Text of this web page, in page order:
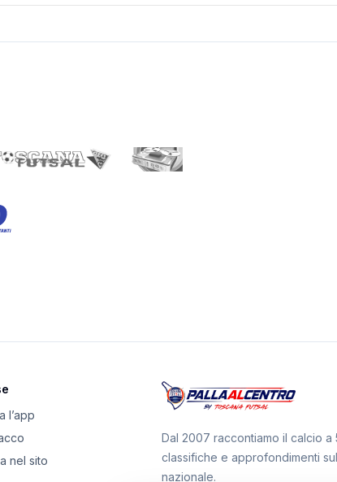
l’app
nel sito
Dal 2007 raccontiamo il calcio a
classifiche e approfondimenti
nazionale.